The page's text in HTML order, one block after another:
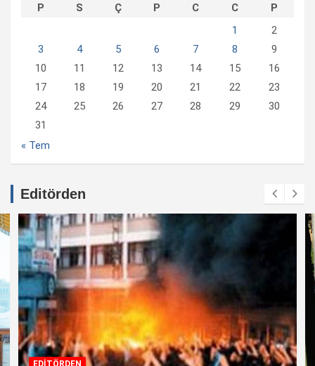
P
S Ç P C C
P
1
2
3
4 5 6 7 8
9
10
11 12 13 14 15
16
17
18 19 20 21 22
23
24
25 26 27 28 29
30
31
« Tem
Editörden